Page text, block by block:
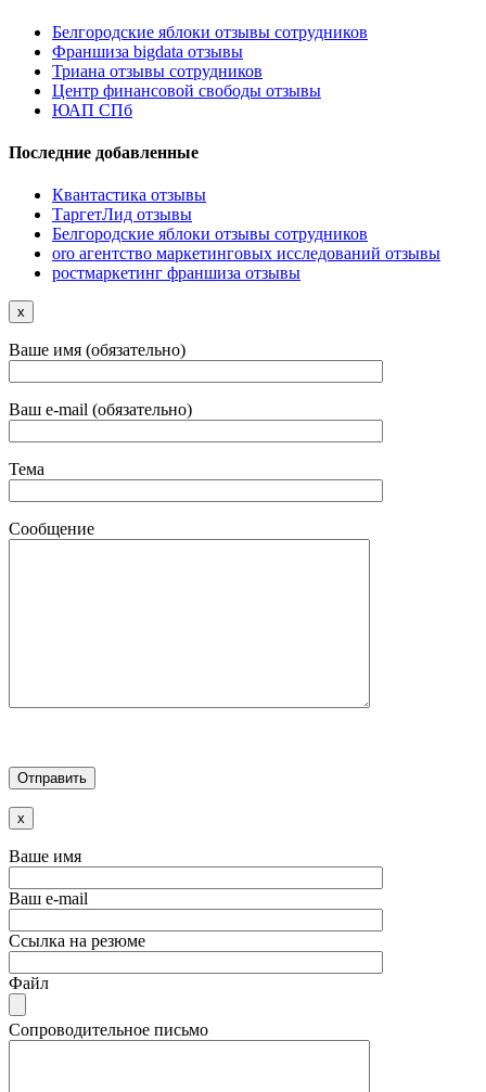
Белгородские яблоки отзывы сотрудников
Франшиза bigdata отзывы
Триана отзывы сотрудников
Центр финансовой свободы отзывы
ЮАП СПб
Последние добавленные
Квантастика отзывы
ТаргетЛид отзывы
Белгородские яблоки отзывы сотрудников
oro агентство маркетинговых исследований отзывы
ростмаркетинг франшиза отзывы
x
Ваше имя (обязательно)
Ваш e-mail (обязательно)
Тема
Сообщение
x
Ваше имя
Ваш e-mail
Ссылка на резюме
Файл
Сопроводительное письмо